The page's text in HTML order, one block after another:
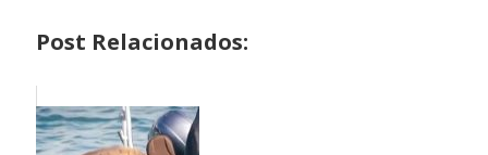
Post Relacionados: